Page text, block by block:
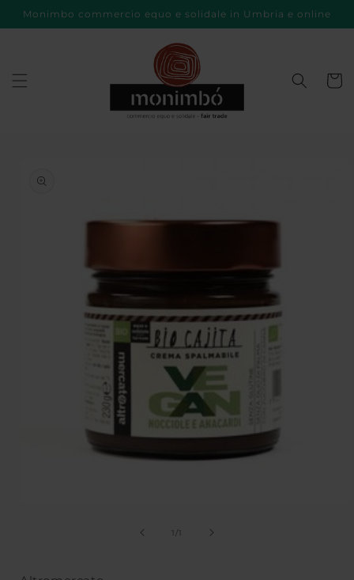
direttamente
ai contenuti
Monimbo commercio equo e solidale in Umbria e online
sul prodotto
1/su
1